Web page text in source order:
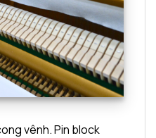
vênh. Pin block